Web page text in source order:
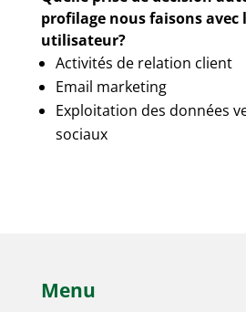
profilage nous faisons avec
utilisateur?
Activités de relation client
Email marketing
Exploitation des données
sociaux
Menu